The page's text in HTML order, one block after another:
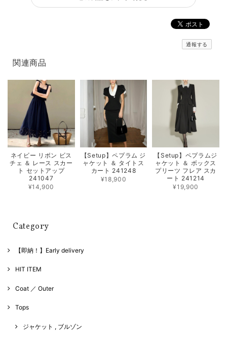
通報する
関連商品
ネイビー リボン ビス
チェ ＆ レース スカー
ト セットアップ
241047
¥14,900
【Setup】ペプラム ジ
ャケット ＆ タイトス
カート 241248
¥18,900
【Setup】ペプラムジ
ャケット ＆ ボックス
プリーツ フレア スカ
ート 241214
¥19,900
Category
【即納！】Early delivery
HIT ITEM
Coat ／ Outer
Tops
ジャケット , ブルゾン